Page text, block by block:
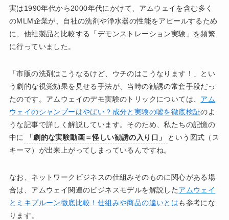
実は1990年代から2000年代にかけて、アムウェイを含む多く
のMLM企業が、自社の洗剤や浄水器の性能をアピールするため
に、他社製品と比較する「デモンストレーション実験」を頻繁
に行っていました。
「市販の洗剤はこうなるけど、ウチのはこうなります！」とい
う劇的な視覚効果を見せる手法が、当時の勧誘の常套手段だっ
たのです。アムウェイのデモ実験のトリックについては、 アム
ウェイのシャンプーはやばい？成分と実験の嘘を徹底検証のよ
うな記事で詳しく解説しています。そのため、私たちの記憶の
中に
「劇的な実験動画＝怪しい勧誘の入り口」
という図式（ス
キーマ）が出来上がってしまっているんですね。
なお、ネットワークビジネスの仕組みそのものに関心がある場
合は、アムウェイ関連のビジネスモデルを解説したアムウェイ
とミキプルーン徹底比較！仕組みや商品の違いとはも参考にな
ります。